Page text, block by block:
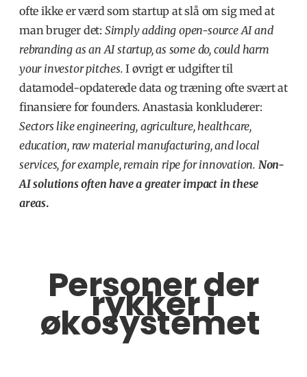
ofte ikke er værd som startup at slå om sig med at
man bruger det: Simply adding open-source AI and
rebranding as an AI startup, as some do, could harm
your investor pitches. I øvrigt er udgifter til
datamodel-opdaterede data og træning ofte svært at
finansiere for founders. Anastasia konkluderer:
Sectors like engineering, agriculture, healthcare,
education, raw material manufacturing, and local
services, for example, remain ripe for innovation. Non-
AI solutions often have a greater impact in these
areas.
Personer der
rykker i
økosystemet